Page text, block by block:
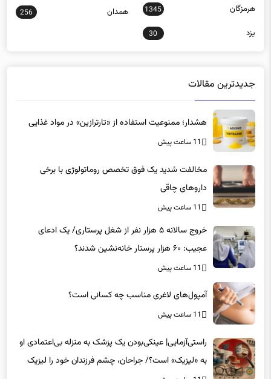
هرمزگان 1345 همدان 256
یزد 30
جدیدترین مقالات
هشدار؛ ممنوعیت استفاده از «تارترازین» در مواد غذایی
11 ساعت پیش
مخالفت شدید یک فوق تخصص روماتولوژی با برخی
داروهای چاقی
11 ساعت پیش
خروج سالانه ۵ هزار نفر از شغل پرستاری/ یک ادعای
عجیب: ۶۰ هزار پرستار خانه‌نشین شدند؟
11 ساعت پیش
آمپول‌های لاغری مناسب چه کسانی است؟
11 ساعت پیش
راستی‌آزمایی| عینکی‌بودن یک پزشک به منزله بی‌اعتمادی او
به «لیزیک» است؟/ جراحان، چشم فرزندان خود را لیزیک